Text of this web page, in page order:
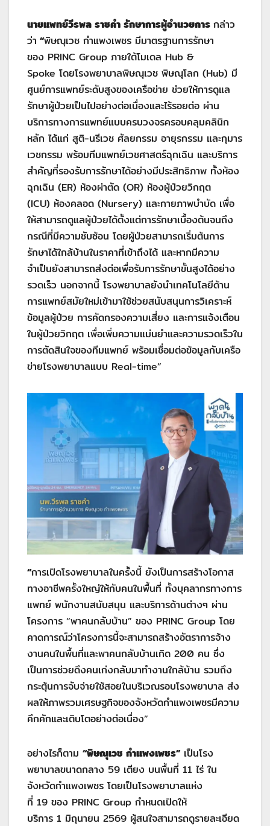
นายแพทย์วีรพล ราชคำ รักษาการผู้อำนวยการ กล่าว
ว่า “พิษณุเวช กำแพงเพชร มีมาตรฐานการรักษา
ของ PRINC Group ภายใต้โมเดล Hub &
Spoke โดยโรงพยาบาลพิษณุเวช พิษณุโลก (Hub) มี
ศูนย์การแพทย์ระดับสูงของเครือข่าย ช่วยให้การดูแล
รักษาผู้ป่วยเป็นไปอย่างต่อเนื่องและไร้รอยต่อ ผ่าน
บริการทางการแพทย์แบบครบวงจรครอบคลุมคลินิก
หลัก ได้แก่ สูติ-นรีเวช ศัลยกรรม อายุรกรรม และกุมาร
เวชกรรม พร้อมทีมแพทย์เวชศาสตร์ฉุกเฉิน และบริการ
สำคัญที่รองรับการรักษาได้อย่างมีประสิทธิภาพ ทั้งห้อง
ฉุกเฉิน (ER) ห้องผ่าตัด (OR) ห้องผู้ป่วยวิกฤต
(ICU) ห้องคลอด (Nursery) และกายภาพบำบัด เพื่อ
ให้สามารถดูแลผู้ป่วยได้ตั้งแต่การรักษาเบื้องต้นจนถึง
กรณีที่มีความซับซ้อน โดยผู้ป่วยสามารถเริ่มต้นการ
รักษาได้ใกล้บ้านในราคาที่เข้าถึงได้ และหากมีความ
จำเป็นยังสามารถส่งต่อเพื่อรับการรักษาขั้นสูงได้อย่าง
รวดเร็ว นอกจากนี้ โรงพยาบาลยังนำเทคโนโลยีด้าน
การแพทย์สมัยใหม่เข้ามาใช้ช่วยสนับสนุนการวิเคราะห์
ข้อมูลผู้ป่วย การคัดกรองความเสี่ยง และการแจ้งเตือน
ในผู้ป่วยวิกฤต เพื่อเพิ่มความแม่นยำและความรวดเร็วใน
การตัดสินใจของทีมแพทย์ พร้อมเชื่อมต่อข้อมูลกับเครือ
ข่ายโรงพยาบาลแบบ Real-time”
“การเปิดโรงพยาบาลในครั้งนี้ ยังเป็นการสร้างโอกาส
ทางอาชีพครั้งใหญ่ให้กับคนในพื้นที่ ทั้งบุคลากรทางการ
แพทย์ พนักงานสนับสนุน และบริการด้านต่างๆ ผ่าน
โครงการ “พาคนกลับบ้าน” ของ PRINC Group โดย
คาดการณ์ว่าโครงการนี้จะสามารถสร้างอัตราการจ้าง
งานคนในพื้นที่และพาคนกลับบ้านเกิด 200 คน ซึ่ง
เป็นการช่วยดึงคนเก่งกลับมาทำงานใกล้บ้าน รวมถึง
กระตุ้นการจับจ่ายใช้สอยในบริเวณรอบโรงพยาบาล ส่ง
ผลให้ภาพรวมเศรษฐกิจของจังหวัดกำแพงเพชรมีความ
คึกคักและเติบโตอย่างต่อเนื่อง”
อย่างไรก็ตาม “พิษณุเวช กำแพงเพชร” เป็นโรง
พยาบาลขนาดกลาง 59 เตียง บนพื้นที่ 11 ไร่ ใน
จังหวัดกำแพงเพชร โดยเป็นโรงพยาบาลแห่ง
ที่ 19 ของ PRINC Group กำหนดเปิดให้
บริการ 1 มิถุนายน 2569 ผู้สนใจสามารถดูรายละเอียด